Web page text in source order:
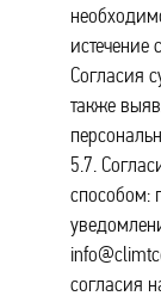
истечение
Согласия
также
5.7.
способом:
согласия